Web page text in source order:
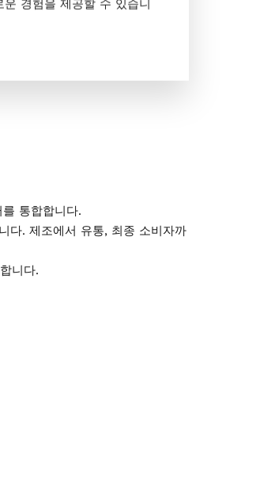
경험을 제공할 수 있습니
.
통합합니다.
다. 제조에서 유통, 최종 소비자까
니다.